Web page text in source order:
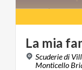
La mia
Scuderie di
Monticello